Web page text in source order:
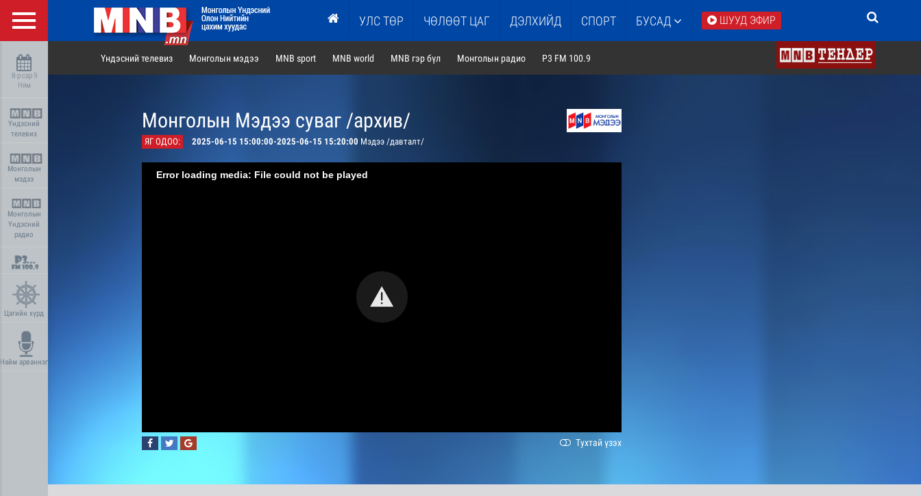
УЛС ТӨР ЧӨЛӨӨТ ЦАГ ДЭЛХИЙД СПОРТ БУСАД ШУУД ЭФИР
8-р сар 9
Ням
Үндэсний
телевиз
Монголын
мэдээ
Монголын
Үндэсний
радио
Цагийн хүрд
Найм арваннэг
Үндэсний телевиз Монголын мэдээ MNB sport MNB world MNB гэр бүл Монголын радио P3 FM 100.9
Монголын Мэдээ суваг /архив/
ЯГ ОДОО: 2025-06-15 15:00:00-2025-06-15 15:20:00 Мэдээ /давталт/
Error loading media: File could not be played
Тухтай үзэх